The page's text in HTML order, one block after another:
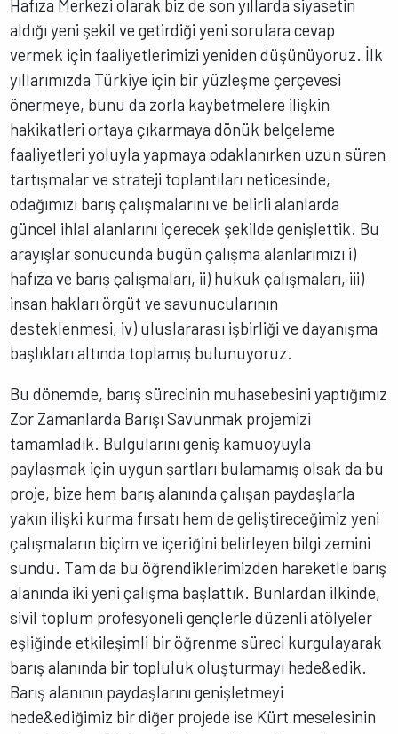
Hafıza Merkezi olarak biz de son yıllarda siyasetin
aldığı yeni şekil ve getirdiği yeni sorulara cevap
vermek için faaliyetlerimizi yeniden düşünüyoruz. İlk
yıllarımızda Türkiye için bir yüzleşme çerçevesi
önermeye, bunu da zorla kaybetmelere ilişkin
hakikatleri ortaya çıkarmaya dönük belgeleme
faaliyetleri yoluyla yapmaya odaklanırken uzun süren
tartışmalar ve strateji toplantıları neticesinde,
odağımızı barış çalışmalarını ve belirli alanlarda
güncel ihlal alanlarını içerecek şekilde genişlettik. Bu
arayışlar sonucunda bugün çalışma alanlarımızı i)
hafıza ve barış çalışmaları, ii) hukuk çalışmaları, iii)
insan hakları örgüt ve savunucularının
desteklenmesi, iv) uluslararası işbirliği ve dayanışma
başlıkları altında toplamış bulunuyoruz.
Bu dönemde, barış sürecinin muhasebesini yaptığımız
Zor Zamanlarda Barışı Savunmak projemizi
tamamladık. Bulgularını geniş kamuoyuyla
paylaşmak için uygun şartları bulamamış olsak da bu
proje, bize hem barış alanında çalışan paydaşlarla
yakın ilişki kurma fırsatı hem de geliştireceğimiz yeni
çalışmaların biçim ve içeriğini belirleyen bilgi zemini
sundu. Tam da bu öğrendiklerimizden hareketle barış
alanında iki yeni çalışma başlattık. Bunlardan ilkinde,
sivil toplum profesyoneli gençlerle düzenli atölyeler
eşliğinde etkileşimli bir öğrenme süreci kurgulayarak
barış alanında bir topluluk oluşturmayı hede&edik.
Barış alanının paydaşlarını genişletmeyi
hede&ediğimiz bir diğer projede ise Kürt meselesinin